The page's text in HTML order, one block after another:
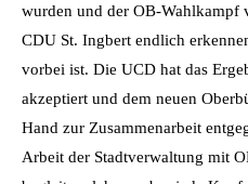
wurden und der OB-Wahlkampf
CDU St. Ingbert endlich
vorbei ist. Die UCD hat das
akzeptiert und dem neuen
Hand zur Zusammenarbeit
Arbeit der Stadtverwaltung mit